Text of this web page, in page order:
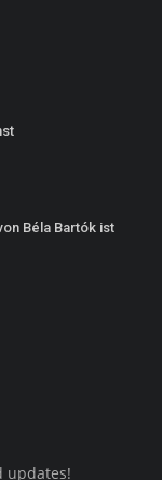
Béla Bartók ist
updates!